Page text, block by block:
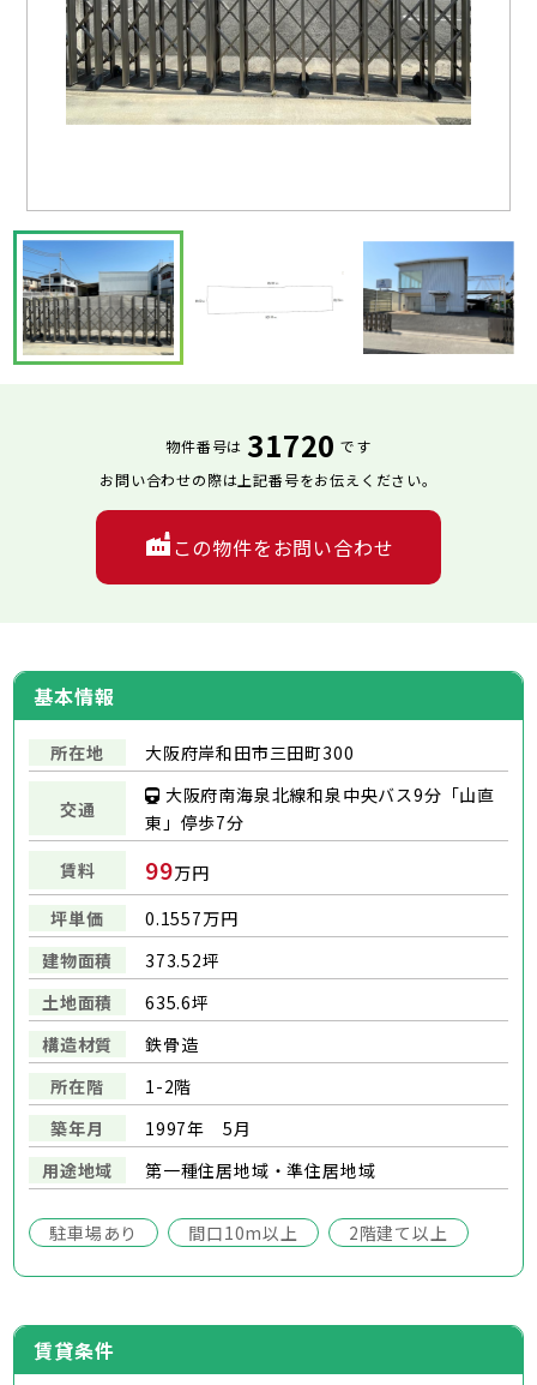
基本情報
所在地 大阪府岸和田市三田町300
交通
大阪府南海泉北線和泉中央バス9分「山直
東」停歩7分
賃料
99万円
坪単価
0.1557万円
建物面積
373.52坪
土地面積
635.6坪
構造材質
鉄骨造
所在階
1-2階
築年月
1997年 5月
用途地域
第一種住居地域・準住居地域
駐車場あり 間口10m以上 2階建て以上
物件番号は 31720 です
お問い合わせの際は上記番号をお伝えください。
この物件をお問い合わせ
賃貸条件